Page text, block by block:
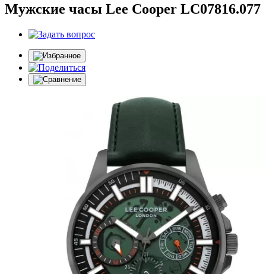
Мужские часы Lee Cooper LC07816.077